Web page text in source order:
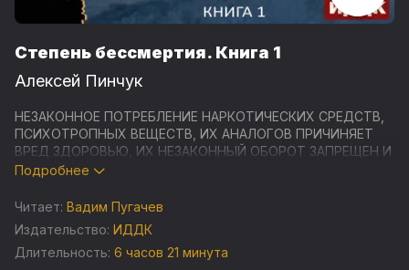
Степень бессмертия. Книга 1
Алексей Пинчук
НЕЗАКОННОЕ ПОТРЕБЛЕНИЕ НАРКОТИЧЕСКИХ СРЕДСТВ,
ПСИХОТРОПНЫХ ВЕЩЕСТВ, ИХ АНАЛОГОВ ПРИЧИНЯЕТ
ВРЕД ЗДОРОВЬЮ, ИХ НЕЗАКОННЫЙ ОБОРОТ ЗАПРЕЩЕН И
ВЛЕЧЕТ УСТАНОВЛЕННУЮ ЗАКОНОДАТЕЛЬСТВОМ
"Степень бессмертия" - роман, первая книга
одноименного цикла, жанр боевое фэнтези, городское
фэнтези, приключенческое фэнтези.
Подробнее
Читает: Вадим Пугачев
Издательство: ИДДК
Длительность: 6 часов 21 минута